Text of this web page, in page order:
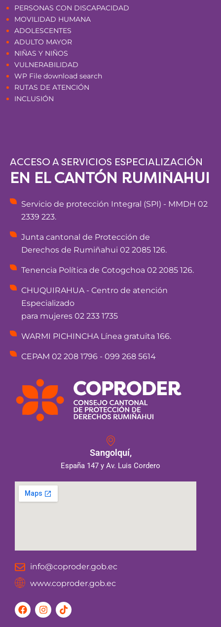
PERSONAS CON DISCAPACIDAD
MOVILIDAD HUMANA
ADOLESCENTES
ADULTO MAYOR
NIÑAS Y NIÑOS
VULNERABILIDAD
WP File download search
RUTAS DE ATENCIÓN
INCLUSIÓN
ACCESO A SERVICIOS ESPECIALIZACIÓN
EN EL CANTÓN RUMIÑAHUI
Servicio de protección Integral (SPI) - MMDH 02
2339 223.
Junta cantonal de Protección de
Derechos de Rumiñahui 02 2085 126.
Tenencia Política de Cotogchoa 02 2085 126.
CHUQUIRAHUA - Centro de atención
Especializado
para mujeres 02 233 1735
WARMI PICHINCHA Línea gratuita 166.
CEPAM 02 208 1796 - 099 268 5614
Sangolquí,
España 147 y Av. Luis Cordero
info@coproder.gob.ec
www.coproder.gob.ec
F
a
I
n
T
i